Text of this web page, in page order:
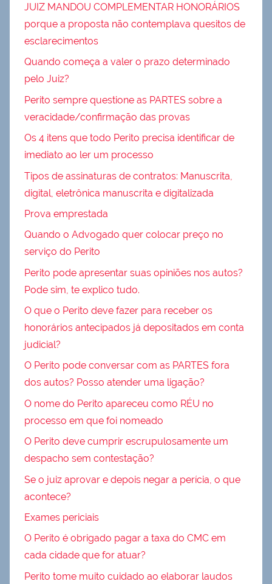
JUIZ MANDOU COMPLEMENTAR HONORÁRIOS
porque a proposta não contemplava quesitos de
esclarecimentos
Quando começa a valer o prazo determinado
pelo Juiz?
Perito sempre questione as PARTES sobre a
veracidade/confirmação das provas
Os 4 itens que todo Perito precisa identificar de
imediato ao ler um processo
Tipos de assinaturas de contratos: Manuscrita,
digital, eletrônica manuscrita e digitalizada
Prova emprestada
Quando o Advogado quer colocar preço no
serviço do Perito
Perito pode apresentar suas opiniões nos autos?
Pode sim, te explico tudo.
O que o Perito deve fazer para receber os
honorários antecipados já depositados em conta
judicial?
O Perito pode conversar com as PARTES fora
dos autos? Posso atender uma ligação?
O nome do Perito apareceu como RÉU no
processo em que foi nomeado
O Perito deve cumprir escrupulosamente um
despacho sem contestação?
Se o juiz aprovar e depois negar a perícia, o que
acontece?
Exames periciais
O Perito é obrigado pagar a taxa do CMC em
cada cidade que for atuar?
Perito tome muito cuidado ao elaborar laudos